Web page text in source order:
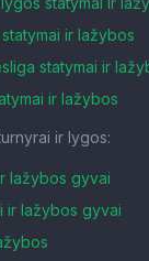
ir lažybos
statymai ir
ir lažybos
ir lygos:
lažybos gyvai
ir lažybos gyvai